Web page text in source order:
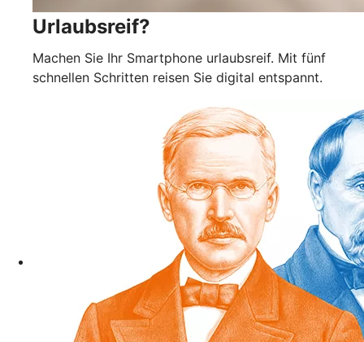
Urlaubsreif?
Machen Sie Ihr Smartphone urlaubsreif. Mit fünf
schnellen Schritten reisen Sie digital entspannt.